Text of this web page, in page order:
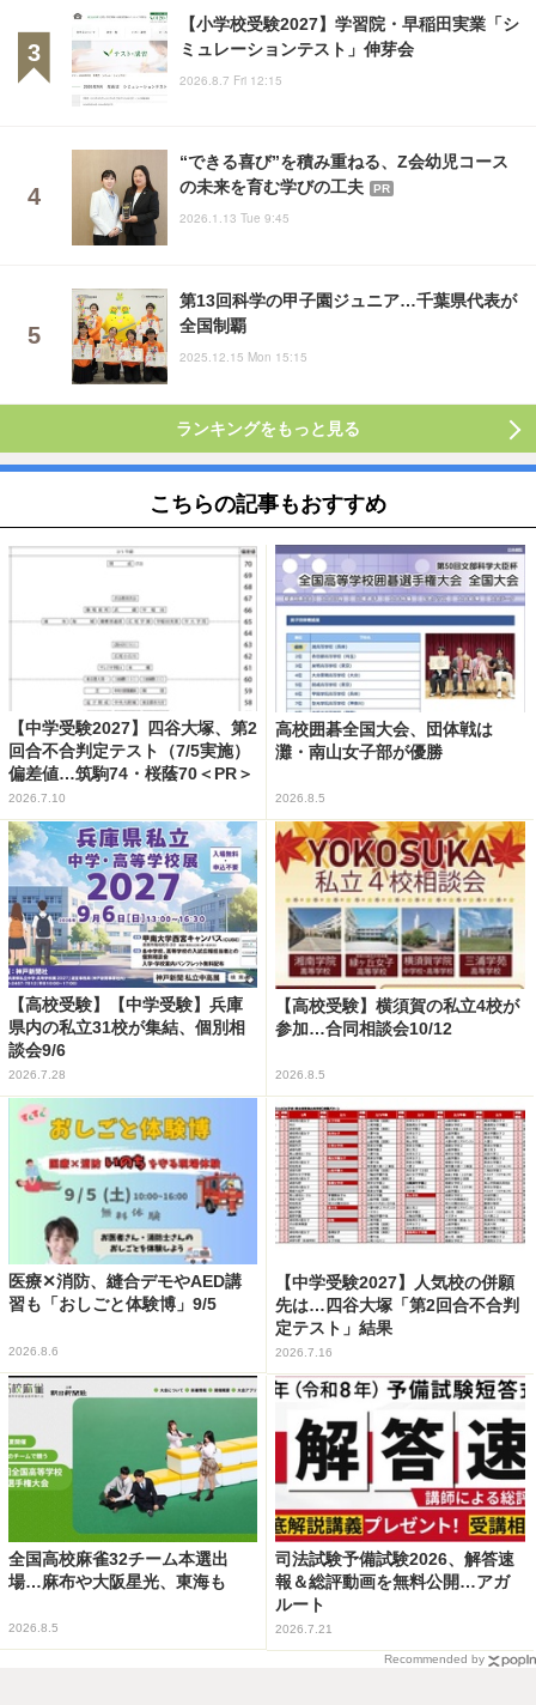
【小学校受験2027】学習院・早稲田実業「シ
ミュレーションテスト」伸芽会
2026.8.7 Fri 12:15
“できる喜び”を積み重ねる、Z会幼児コース
の未来を育む学びの工夫
PR
2026.1.13 Tue 9:45
第13回科学の甲子園ジュニア…千葉県代表が
全国制覇
2025.12.15 Mon 15:15
ランキングをもっと見る
こちらの記事もおすすめ
【中学受験2027】四谷大塚、第2
回合不合判定テスト（7/5実施）
偏差値…筑駒74・桜蔭70＜PR＞
2026.7.10
高校囲碁全国大会、団体戦は
灘・南山女子部が優勝
2026.8.5
【高校受験】【中学受験】兵庫
県内の私立31校が集結、個別相
談会9/6
2026.7.28
【高校受験】横須賀の私立4校が
参加…合同相談会10/12
2026.8.5
医療✕消防、縫合デモやAED講
習も「おしごと体験博」9/5
2026.8.6
【中学受験2027】人気校の併願
先は…四谷大塚「第2回合不合判
定テスト」結果
2026.7.16
全国高校麻雀32チーム本選出
場…麻布や大阪星光、東海も
2026.8.5
司法試験予備試験2026、解答速
報＆総評動画を無料公開…アガ
ルート
2026.7.21
Recommended by